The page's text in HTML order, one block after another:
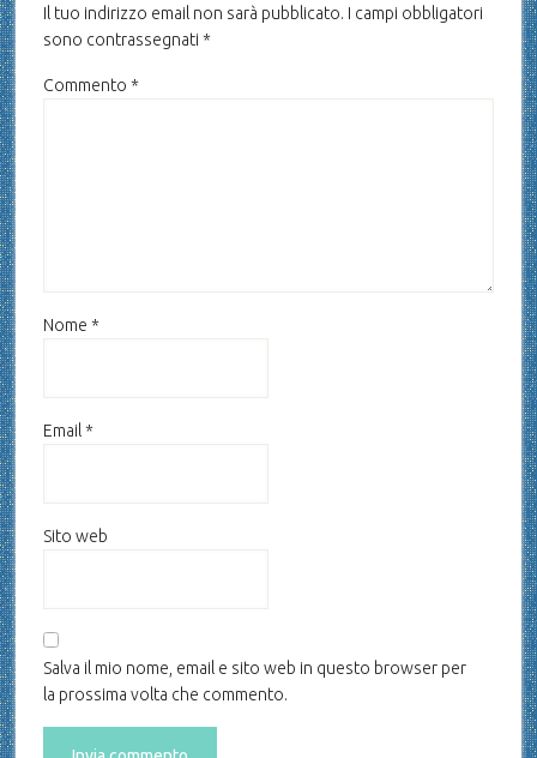
Il tuo indirizzo email non sarà pubblicato. I campi obbligatori
sono contrassegnati *
Commento *
Nome *
Email *
Sito web
Salva il mio nome, email e sito web in questo browser per
la prossima volta che commento.